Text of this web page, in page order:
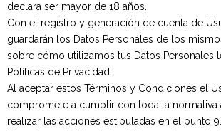
declara ser mayor de 18 años.
Con el registro y generación de cuenta de
guardarán los Datos Personales de los
sobre cómo utilizamos tus Datos Personales
Políticas de Privacidad.
Al aceptar estos Términos y Condiciones el
compromete a cumplir con toda la normativa
realizar las acciones estipuladas en el punto